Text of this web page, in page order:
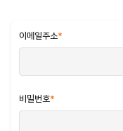
이메일주소*
비밀번호*